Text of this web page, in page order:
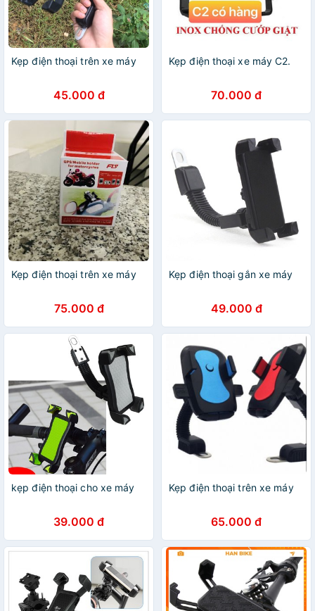
Kẹp điện thoại trên xe máy
45.000 đ
Kẹp điện thoại xe máy C2.
70.000 đ
Kẹp điện thoại trên xe máy
75.000 đ
Kẹp điện thoại gắn xe máy
49.000 đ
kẹp điện thoại cho xe máy
39.000 đ
Kẹp điện thoại trên xe máy
65.000 đ